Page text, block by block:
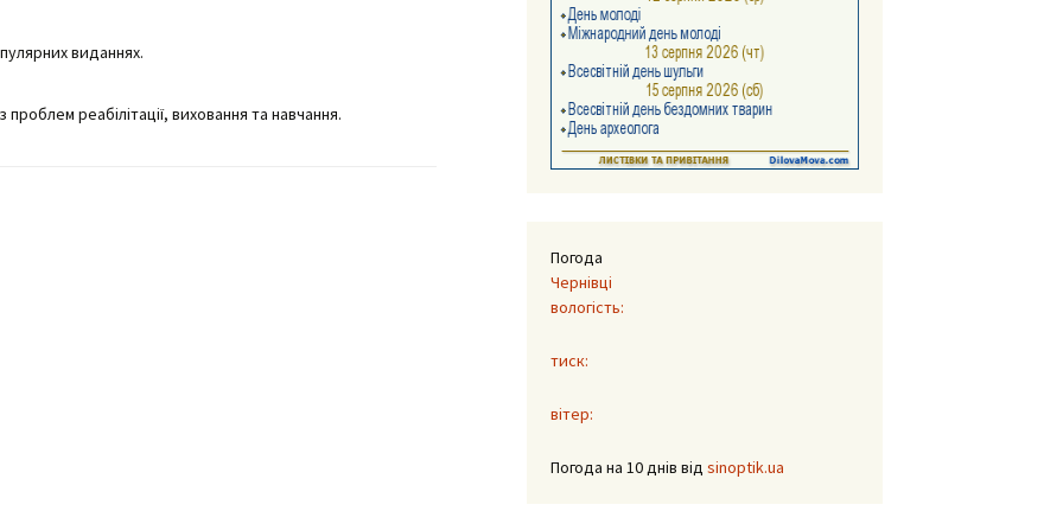
виданнях.
реабілітації, виховання та навчання.
Погода
Чернівці
вологість:
тиск:
вітер:
Погода на 10 днів від sinoptik.ua